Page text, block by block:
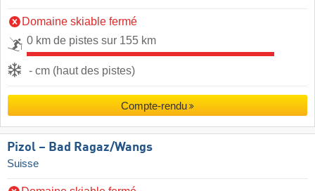
Domaine skiable fermé
0 km de pistes sur 155 km
- cm (haut des pistes)
Compte-rendu
Pizol – Bad Ragaz/​Wangs
Suisse